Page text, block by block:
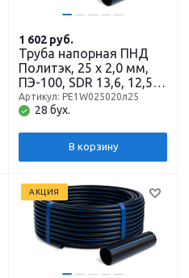
Труба напорная ПНД
Политэк, 25 x 2,0 мм,
ПЭ-100, SDR 13,6, 12,5
атм, бухта 25 м
28 бух.
Артикул: РЕ1W025020л25
1 602 руб.
В корзину
АКЦИЯ